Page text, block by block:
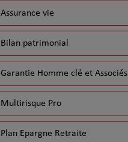
Assurance vie
Bilan patrimonial
Garantie Homme clé et Associés
Multirisque Pro
Plan Epargne Retraite